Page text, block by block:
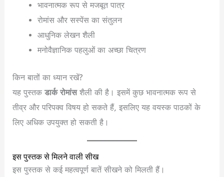
भावनात्मक रूप से मजबूत पात्र
रोमांस और सस्पेंस का संतुलन
आधुनिक लेखन शैली
मनोवैज्ञानिक पहलुओं का अच्छा चित्रण
किन बातों का ध्यान रखें?
यह पुस्तकडार्क रोमांसशैली की है। इसमें कुछ भावनात्मक रूप से
तीव्र और परिपक्व विषय हो सकते हैं, इसलिए यह वयस्क पाठकों के
लिए अधिक उपयुक्त हो सकती है।
इस पुस्तक से मिलने वाली सीख
इस पुस्तक से कई महत्वपूर्ण बातें सीखने को मिलती हैं।